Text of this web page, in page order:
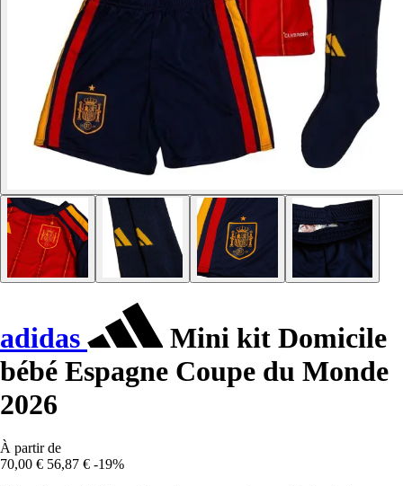
adidas
Mini kit Domicile
bébé Espagne Coupe du Monde
2026
À partir de
70,00 € 56,87 € -19%